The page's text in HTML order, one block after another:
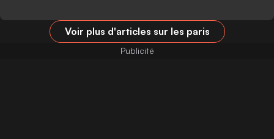
Voir plus d'articles sur les paris